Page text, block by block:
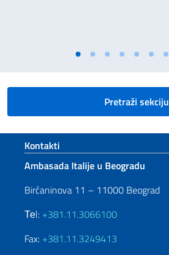
Pretraži sekciju
Footer section
Kontakti
Ambasada Italije u Beogradu
Birčaninova 11 – 11000 Beograd
Теl: +381.11.3066100
Fax: +381.11.3249413